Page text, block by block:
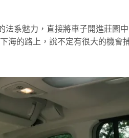
法系魅力，直接將車子開進莊園
海的路上，說不定有很大的機會